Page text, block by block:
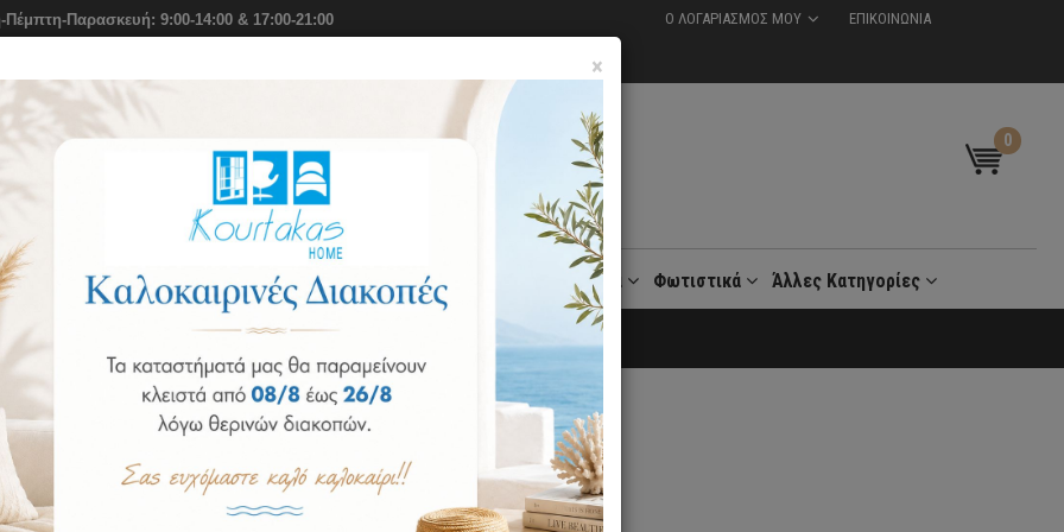
Παρασκευή: 9:00-14:00 & 17:00-21:00 Ο ΛΟΓΑΡΙΑΣΜΟΣ ΜΟΥ ΕΠΙΚΟΙΝΩΝΙΑ
0
Στρώματα Elite Strom Αξεσουάρ Ύπνου Σειρά Benefit Γραφεία Φωτιστικά Άλλες Κατηγορίες
Τραπεζαρία Royal
Κωδικός: 1586788811
Διαθεσιμότητα:Κατόπιν Παραγγελίας, Παράδοση Ως 30 Ημέρες
×